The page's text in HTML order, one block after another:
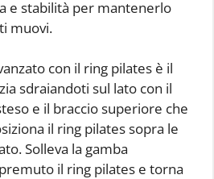
e stabilità per mantenerlo
muovi.
con il ring pilates è il
sdraiandoti sul lato con il
e il braccio superiore che
il ring pilates sopra le
Solleva la gamba
il ring pilates e torna